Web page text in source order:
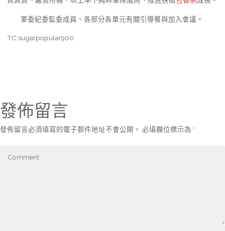
軍委紀委監委成員、各部分各單元有關引導餐與加入會議。
TC:sugarpopular900
發佈留言
發佈留言必須填寫的電子郵件地址不會公開。 必填欄位標示為 *